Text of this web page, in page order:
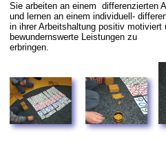
Sie arbeiten an einem differenzierten
und lernen an einem individuell-
in ihrer Arbeitshaltung positiv motiviert
bewundernswerte Leistungen zu